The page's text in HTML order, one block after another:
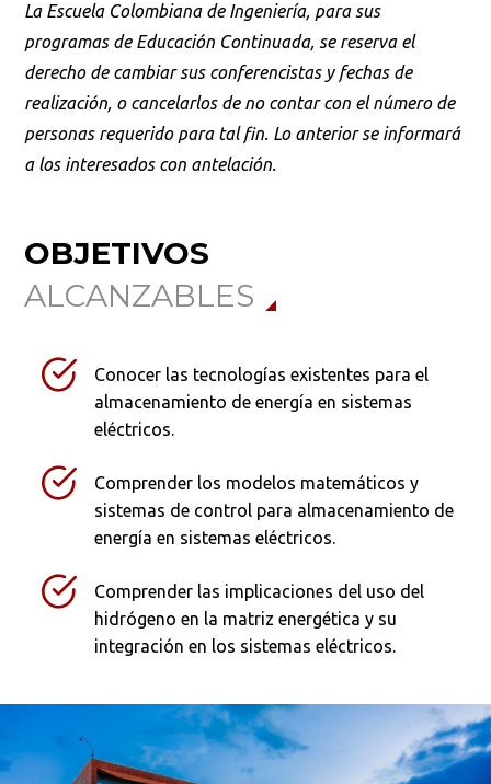
La Escuela Colombiana de Ingeniería, para sus
programas de Educación Continuada, se reserva el
derecho de cambiar sus conferencistas y fechas de
realización, o cancelarlos de no contar con el número de
personas requerido para tal fin. Lo anterior se informará
a los interesados con antelación.
OBJETIVOS
ALCANZABLES
Conocer las tecnologías existentes para el
almacenamiento de energía en sistemas
eléctricos.
Comprender los modelos matemáticos y
sistemas de control para almacenamiento de
energía en sistemas eléctricos.
Comprender las implicaciones del uso del
hidrógeno en la matriz energética y su
integración en los sistemas eléctricos.